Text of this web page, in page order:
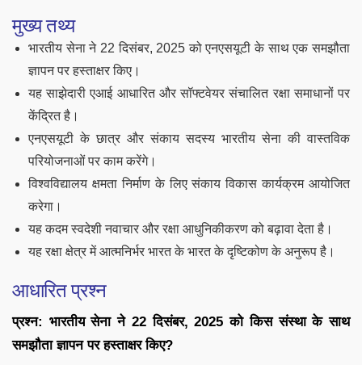
मुख्य तथ्य
भारतीय सेना ने 22 दिसंबर, 2025 को एनएसयूटी के साथ एक समझौता
ज्ञापन पर हस्ताक्षर किए।
यह साझेदारी एआई आधारित और सॉफ्टवेयर संचालित रक्षा समाधानों पर
केंद्रित है।
एनएसयूटी के छात्र और संकाय सदस्य भारतीय सेना की वास्तविक
परियोजनाओं पर काम करेंगे।
विश्वविद्यालय क्षमता निर्माण के लिए संकाय विकास कार्यक्रम आयोजित
करेगा।
यह कदम स्वदेशी नवाचार और रक्षा आधुनिकीकरण को बढ़ावा देता है।
यह रक्षा क्षेत्र में आत्मनिर्भर भारत के भारत के दृष्टिकोण के अनुरूप है।
आधारित प्रश्न
प्रश्न: भारतीय सेना ने 22 दिसंबर, 2025 को किस संस्था के साथ
समझौता ज्ञापन पर हस्ताक्षर किए?